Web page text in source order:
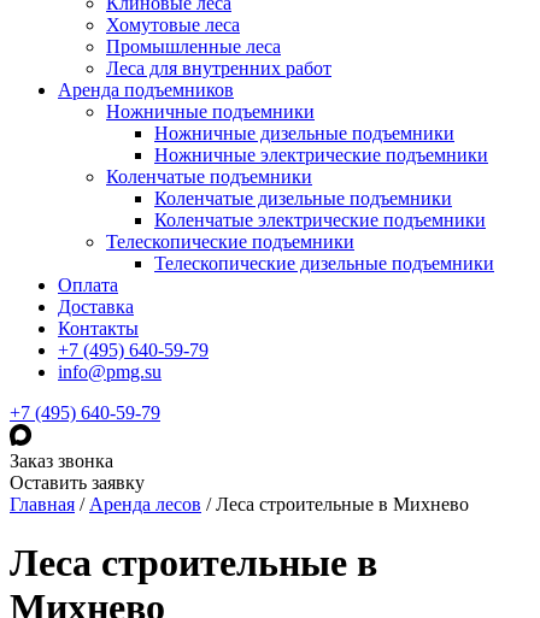
Хомутовые леса
Промышленные леса
Леса для внутренних работ
Аренда подъемников
Ножничные подъемники
Ножничные дизельные подъемники
Ножничные электрические подъемники
Коленчатые подъемники
Коленчатые дизельные подъемники
Коленчатые электрические подъемники
Телескопические подъемники
Телескопические дизельные подъемники
Оплата
Доставка
Контакты
+7 (495) 640-59-79
info@pmg.su
+7 (495) 640-59-79
Заказ звонка
Оставить заявку
Главная / Аренда лесов /Леса строительные в Михнево
Леса строительные в
Михнево